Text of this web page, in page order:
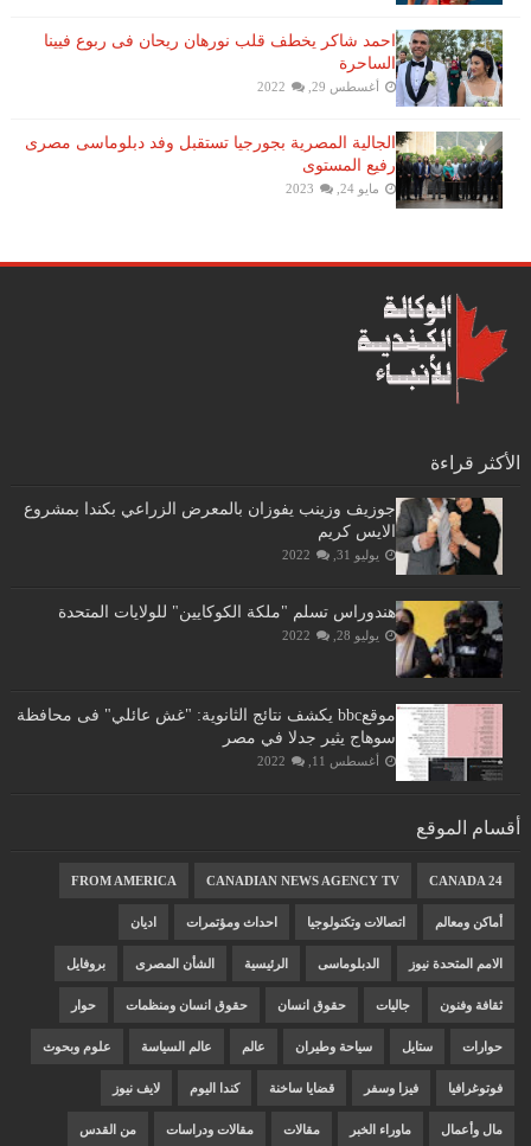
احمد شاكر يخطف قلب نورهان ريحان فى ربوع فيينا
الساحرة
أغسطس 29, 2022
الجالية المصرية بجورجيا تستقبل وفد دبلوماسى مصرى
رفيع المستوى
مايو 24, 2023
الأكثر قراءة
جوزيف وزينب يفوزان بالمعرض الزراعي بكندا بمشروع
الايس كريم
يوليو 31, 2022
هندوراس تسلم "ملكة الكوكايين" للولايات المتحدة
يوليو 28, 2022
موقعbbc يكشف نتائج الثانوية: "غش عائلي" فى محافظة
سوهاج يثير جدلا في مصر
أغسطس 11, 2022
أقسام الموقع
CANADA 24
CANADIAN NEWS AGENCY TV
FROM AMERICA
أماكن ومعالم اتصالات وتكنولوجيا احداث ومؤتمرات اديان
الامم المتحدة نيوز الدبلوماسى الرئيسية الشأن المصرى بروفايل
ثقافة وفنون جاليات حقوق انسان حقوق انسان ومنظمات حوار
حوارات ستايل سياحة وطيران عالم عالم السياسة علوم وبحوث
فوتوغرافيا فيزا وسفر قضايا ساخنة كندا اليوم لايف نيوز
مال وأعمال ماوراء الخبر مقالات مقالات ودراسات من القدس